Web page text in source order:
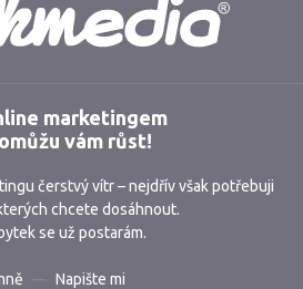
marketingem
vám růst!
čerstvý vítr – nejdřív však potřebuji
chcete dosáhnout.
se už postarám.
Napište mi